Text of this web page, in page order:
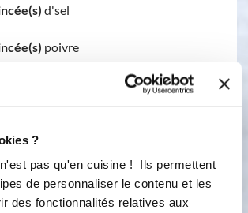
?
pas qu'en cuisine ! Ils permettent
de personnaliser le contenu et les
des fonctionnalités relatives aux
d'sel
poivre